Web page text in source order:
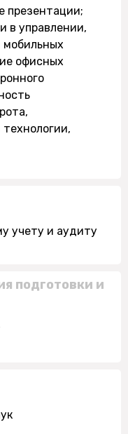
презентации;
в управлении,
мобильных
офисных
учету и аудиту
подготовки и